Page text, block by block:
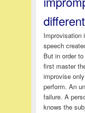
different
Improvisation
speech
But in order
first master
improvise
perform. An
failure. A
knows the